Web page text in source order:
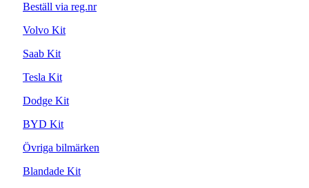
Beställ via reg.nr
Volvo Kit
Saab Kit
Tesla Kit
Dodge Kit
BYD Kit
Övriga bilmärken
Blandade Kit